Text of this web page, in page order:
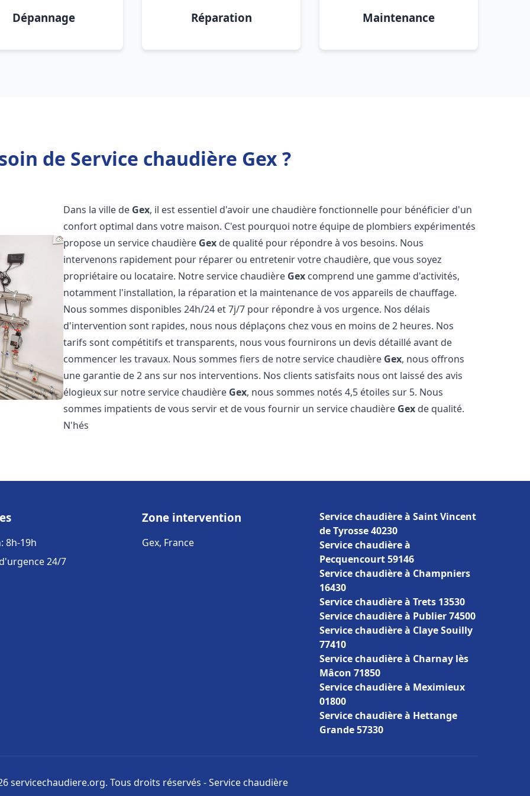
Dépannage Réparation Maintenance
de Service chaudière Gex ?
Dans la ville de Gex, il est essentiel d'avoir une chaudière fonctionnelle pour bénéficier d'un
confort optimal dans votre maison. C'est pourquoi notre équipe de plombiers expérimentés
propose un service chaudière Gex de qualité pour répondre à vos besoins. Nous
intervenons rapidement pour réparer ou entretenir votre chaudière, que vous soyez
propriétaire ou locataire. Notre service chaudière Gex comprend une gamme d'activités,
notamment l'installation, la réparation et la maintenance de vos appareils de chauffage.
Nous sommes disponibles 24h/24 et 7j/7 pour répondre à vos urgence. Nos délais
d'intervention sont rapides, nous nous déplaçons chez vous en moins de 2 heures. Nos
tarifs sont compétitifs et transparents, nous vous fournirons un devis détaillé avant de
commencer les travaux. Nous sommes fiers de notre service chaudière Gex, nous offrons
une garantie de 2 ans sur nos interventions. Nos clients satisfaits nous ont laissé des avis
élogieux sur notre service chaudière Gex, nous sommes notés 4,5 étoiles sur 5. Nous
sommes impatients de vous servir et de vous fournir un service chaudière Gex de qualité.
N'hés
8h-19h
24/7
Zone intervention
Gex, France
Service chaudière à Saint Vincent
de Tyrosse 40230
Service chaudière à
Pecquencourt 59146
Service chaudière à Champniers
16430
Service chaudière à Trets 13530
Service chaudière à Publier 74500
Service chaudière à Claye Souilly
77410
Service chaudière à Charnay lès
Mâcon 71850
Service chaudière à Meximieux
01800
Service chaudière à Hettange
Grande 57330
servicechaudiere.org. Tous droits réservés - Service chaudière